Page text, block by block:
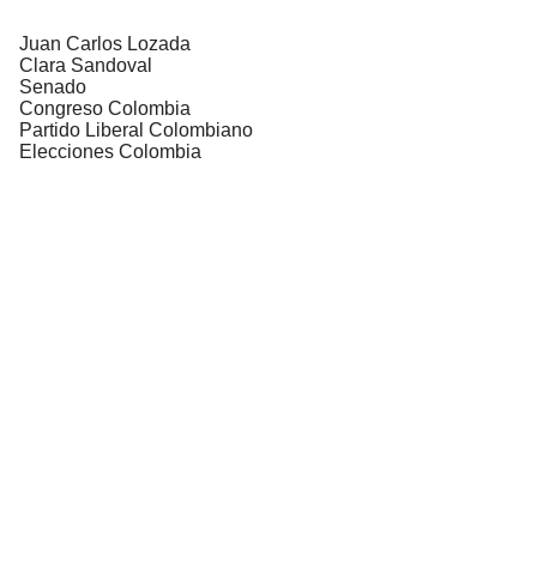
Juan Carlos Lozada
Clara Sandoval
Senado
Congreso Colombia
Partido Liberal Colombiano
Elecciones Colombia